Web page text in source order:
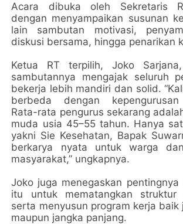
Acara dibuka oleh Sekretaris
dengan menyampaikan susunan
lain sambutan motivasi,
diskusi bersama, hingga penarikan
Ketua RT terpilih, Joko
sambutannya mengajak seluruh
bekerja lebih mandiri dan solid.
berbeda dengan kepengurusan
Rata-rata pengurus sekarang
muda usia 45–55 tahun. Hanya
yakni Sie Kesehatan, Bapak
berkarya nyata untuk warga
masyarakat,” ungkapnya.
Joko juga menegaskan pentingnya
itu untuk mematangkan struktur
serta menyusun program kerja baik
maupun jangka panjang.